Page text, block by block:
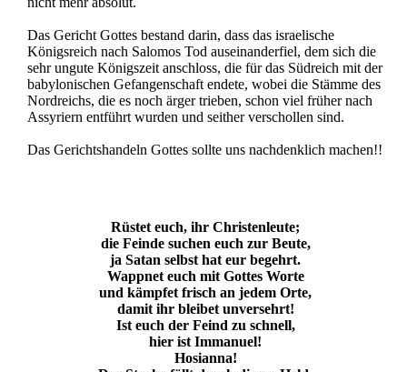
Das Gericht Gottes bestand darin, dass das israelische
Königsreich nach Salomos Tod auseinanderfiel, dem sich die
sehr ungute Königszeit anschloss, die für das Südreich mit der
babylonischen Gefangenschaft endete, wobei die Stämme des
Nordreichs, die es noch ärger trieben, schon viel früher nach
Assyriern entführt wurden und seither verschollen sind.
Das Gerichtshandeln Gottes sollte uns nachdenklich machen!!
Rüstet euch, ihr Christenleute;
die Feinde suchen euch zur Beute,
ja Satan selbst hat eur begehrt.
Wappnet euch mit Gottes Worte
und kämpfet frisch an jedem Orte,
damit ihr bleibet unversehrt!
Ist euch der Feind zu schnell,
hier ist Immanuel!
Hosianna!